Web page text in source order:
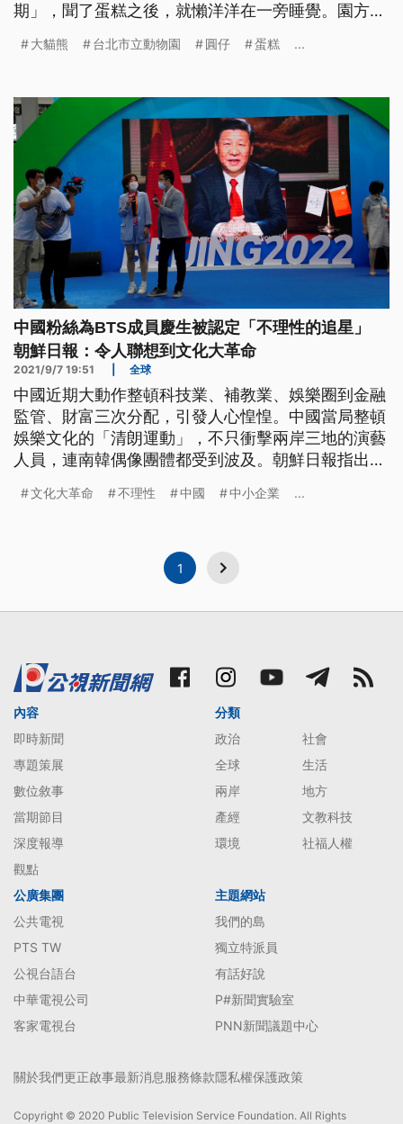
期」，聞了蛋糕之後，就懶洋洋在一旁睡覺。園方是
作，找出適合的配對的公貓熊。
大貓熊 台北市立動物園 圓仔 蛋糕 ...
中國粉絲為BTS成員慶生被認定「不理性的追星」
朝鮮日報：令人聯想到文化大革命
2021/9/7 19:51 全球
中國近期大動作整頓科技業、補教業、娛樂圈到金融
監管、財富三次分配，引發人心惶惶。中國當局整頓
娛樂文化的「清朗運動」，不只衝擊兩岸三地的演藝
人員，連南韓偶像團體都受到波及。朝鮮日報指出，
文化大革命 不理性 中國 中小企業 ...
1
內容
即時新聞
專題策展
數位敘事
當期節目
深度報導
觀點
分類
政治
社會
全球
生活
兩岸
地方
產經
文教科技
環境
社福人權
公廣集團
公共電視
PTS TW
公視台語台
中華電視公司
客家電視台
主題網站
我們的島
獨立特派員
有話好說
P#新聞實驗室
PNN新聞議題中心
關於我們更正啟事最新消息服務條款隱私權保護政策
Copyright © 2020 Public Television Service Foundation. All Rights